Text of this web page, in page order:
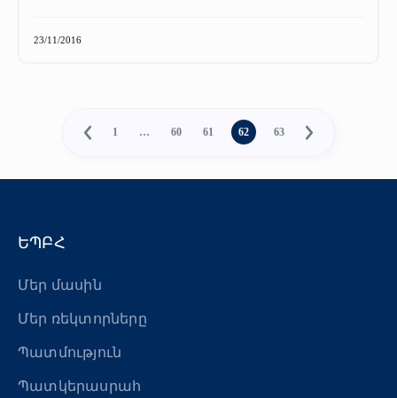
23/11/2016
1 … 60 61 62 63
ԵՊԲՀ
Մեր մասին
Մեր ռեկտորները
Պատմություն
Պատկերասրահ